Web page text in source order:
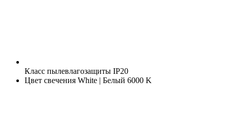
Класс пылевлагозащиты IP20
Цвет свечения White | Белый 6000 K